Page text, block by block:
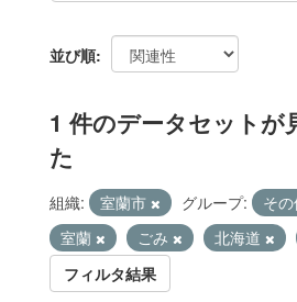
並び順
1 件のデータセットが
た
組織: 室蘭市 グループ: そ
室蘭
ごみ 北海道
フィルタ結果